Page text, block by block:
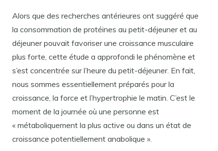
Alors que des recherches antérieures ont suggéré que
la consommation de protéines au petit-déjeuner et au
déjeuner pouvait favoriser une croissance musculaire
plus forte, cette étude a approfondi le phénomène et
s’est concentrée sur l’heure du petit-déjeuner. En fait,
nous sommes essentiellement préparés pour la
croissance, la force et l’hypertrophie le matin. C’est le
moment de la journée où une personne est
« métaboliquement la plus active ou dans un état de
croissance potentiellement anabolique ».